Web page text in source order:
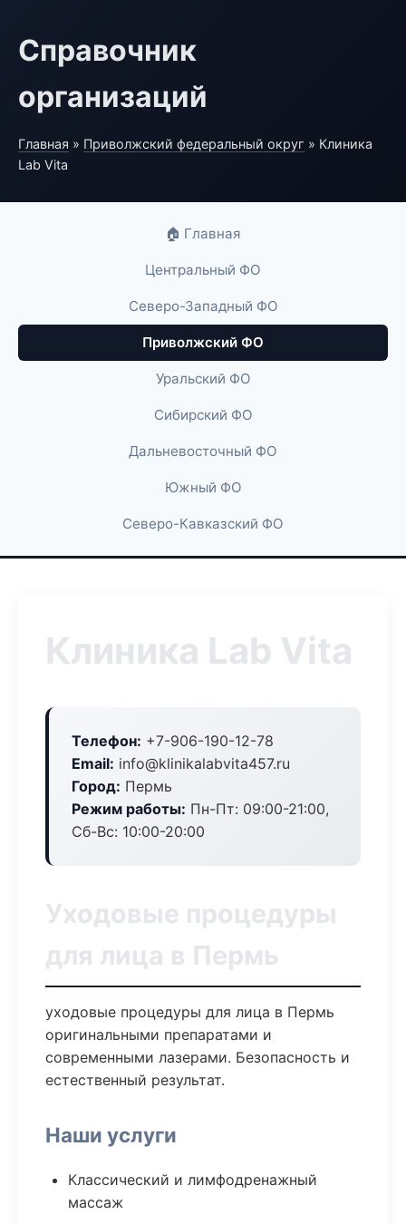
Справочник
организаций
Главная » Приволжский федеральный округ » Клиника
Lab Vita
🏠 Главная
Центральный ФО
Северо-Западный ФО
Приволжский ФО
Уральский ФО
Сибирский ФО
Дальневосточный ФО
Южный ФО
Северо-Кавказский ФО
Клиника Lab Vita
Телефон: +7-906-190-12-78
Email: info@klinikalabvita457.ru
Город: Пермь
Режим работы: Пн-Пт: 09:00-21:00,
Сб-Вс: 10:00-20:00
Уходовые процедуры
для лица в Пермь
уходовые процедуры для лица в Пермь
оригинальными препаратами и
современными лазерами. Безопасность и
естественный результат.
Наши услуги
Классический и лимфодренажный
массаж